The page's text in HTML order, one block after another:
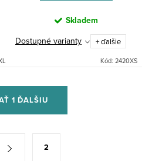
Skladem
Dostupné varianty + ďalšie
Kód: 2420XS
1 ĎALŠIU
2